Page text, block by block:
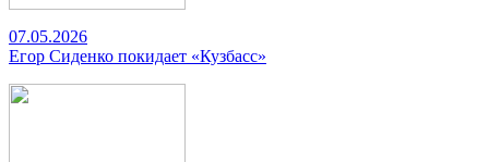
07.05.2026
Егор Сиденко покидает «Кузбасс»